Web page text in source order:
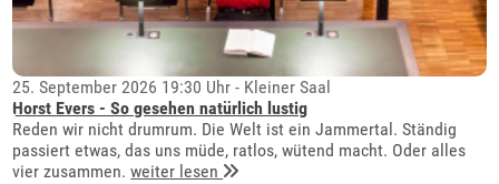
25. September 2026 19:30 Uhr - Kleiner Saal
Horst Evers - So gesehen natürlich lustig
Reden wir nicht drumrum. Die Welt ist ein Jammertal. Ständig
passiert etwas, das uns müde, ratlos, wütend macht. Oder alles
vier zusammen.weiter lesen